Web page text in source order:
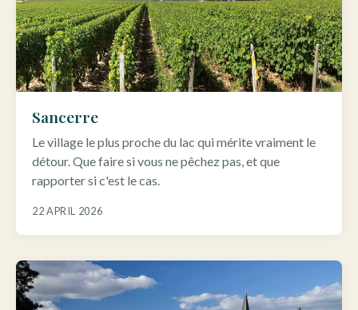
Sancerre
Le village le plus proche du lac qui mérite vraiment le
détour. Que faire si vous ne pêchez pas, et que
rapporter si c'est le cas.
22 APRIL 2026